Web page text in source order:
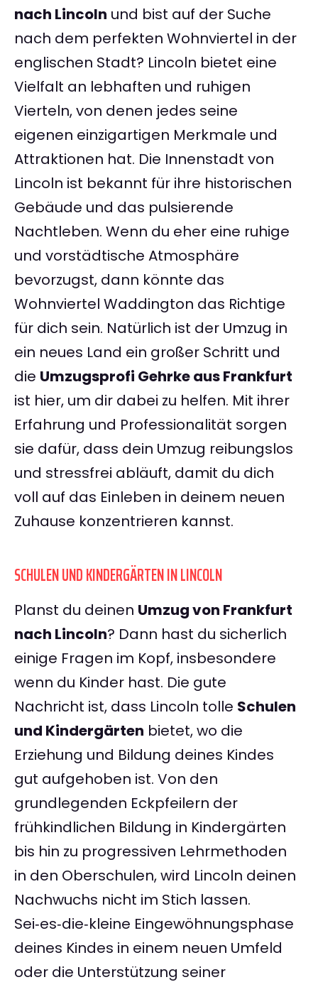
nach Lincoln und bist auf der Suche
nach dem perfekten Wohnviertel in der
englischen Stadt? Lincoln bietet eine
Vielfalt an lebhaften und ruhigen
Vierteln, von denen jedes seine
eigenen einzigartigen Merkmale und
Attraktionen hat. Die Innenstadt von
Lincoln ist bekannt für ihre historischen
Gebäude und das pulsierende
Nachtleben. Wenn du eher eine ruhige
und vorstädtische Atmosphäre
bevorzugst, dann könnte das
Wohnviertel Waddington das Richtige
für dich sein. Natürlich ist der Umzug in
ein neues Land ein großer Schritt und
die Umzugsprofi Gehrke aus Frankfurt
ist hier, um dir dabei zu helfen. Mit ihrer
Erfahrung und Professionalität sorgen
sie dafür, dass dein Umzug reibungslos
und stressfrei abläuft, damit du dich
voll auf das Einleben in deinem neuen
Zuhause konzentrieren kannst.
SCHULEN UND KINDERGÄRTEN IN LINCOLN
Planst du deinen Umzug von Frankfurt
nach Lincoln? Dann hast du sicherlich
einige Fragen im Kopf, insbesondere
wenn du Kinder hast. Die gute
Nachricht ist, dass Lincoln tolle Schulen
und Kindergärten bietet, wo die
Erziehung und Bildung deines Kindes
gut aufgehoben ist. Von den
grundlegenden Eckpfeilern der
frühkindlichen Bildung in Kindergärten
bis hin zu progressiven Lehrmethoden
in den Oberschulen, wird Lincoln deinen
Nachwuchs nicht im Stich lassen.
Sei‑es‑die‑kleine Eingewöhnungsphase
deines Kindes in einem neuen Umfeld
oder die Unterstützung seiner